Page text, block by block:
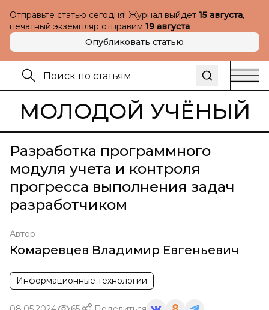
Отправьте статью сегодня! Журнал выйдет 15 августа,
печатный экземпляр отправим 19 августа
Опубликовать статью
МОЛОДОЙ УЧЁНЫЙ
Разработка программного
модуля учета и контроля
прогресса выполнения задач
разработчиком
Автор
Комаревцев Владимир Евгеньевич
Информационные технологии